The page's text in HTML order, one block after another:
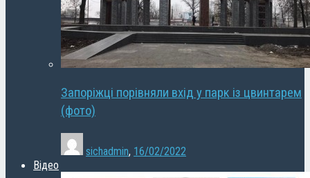
Запоріжці порівняли вхід у парк із цвинтарем
(фото)
sichadmin, 16/02/2022
Відео